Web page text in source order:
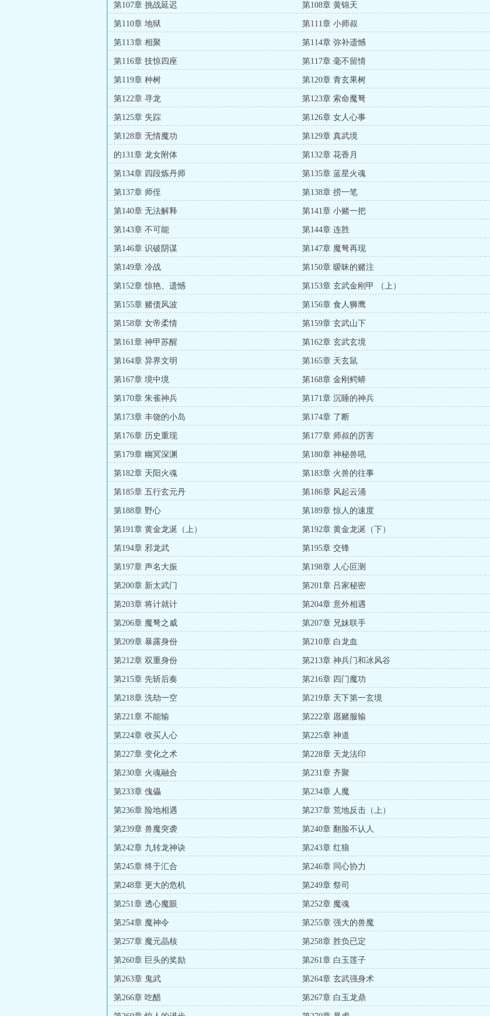
第107章 挑战延迟 第108章 黄锦天
第110章 地狱 第111章 小师叔
第113章 相聚 第114章 弥补遗憾
第116章 技惊四座 第117章 毫不留情
第119章 种树 第120章 青玄果树
第122章 寻龙 第123章 索命魔弩
第125章 失踪 第126章 女人心事
第128章 无情魔功 第129章 真武境
的131章 龙女附体 第132章 花香月
第134章 四段炼丹师 第135章 蓝星火魂
第137章 师侄 第138章 捞一笔
第140章 无法解释 第141章 小赌一把
第143章 不可能 第144章 连胜
第146章 识破阴谋 第147章 魔弩再现
第149章 冷战 第150章 暧昧的赌注
第152章 惊艳、遗憾 第153章 玄武金刚甲 （上）
第155章 赌债风波 第156章 食人狮鹰
第158章 女帝柔情 第159章 玄武山下
第161章 神甲苏醒 第162章 玄武玄境
第164章 异界文明 第165章 天玄鼠
第167章 境中境 第168章 金刚鳄蟒
第170章 朱雀神兵 第171章 沉睡的神兵
第173章 丰饶的小岛 第174章 了断
第176章 历史重现 第177章 师叔的厉害
第179章 幽冥深渊 第180章 神秘兽吼
第182章 天阳火魂 第183章 火兽的往事
第185章 五行玄元丹 第186章 风起云涌
第188章 野心 第189章 惊人的速度
第191章 黄金龙涎（上） 第192章 黄金龙涎（下）
第194章 邪龙武 第195章 交锋
第197章 声名大振 第198章 人心叵测
第200章 新太武门 第201章 吕家秘密
第203章 将计就计 第204章 意外相遇
第206章 魔弩之威 第207章 兄妹联手
第209章 暴露身份 第210章 白龙血
第212章 双重身份 第213章 神兵门和冰风谷
第215章 先斩后奏 第216章 四门魔功
第218章 洗劫一空 第219章 天下第一玄境
第221章 不能输 第222章 愿赌服输
第224章 收买人心 第225章 神道
第227章 变化之术 第228章 天龙法印
第230章 火魂融合 第231章 齐聚
第233章 傀儡 第234章 人魔
第236章 险地相遇 第237章 荒地反击（上）
第239章 兽魔突袭 第240章 翻脸不认人
第242章 九转龙神诀 第243章 红狼
第245章 终于汇合 第246章 同心协力
第248章 更大的危机 第249章 祭司
第251章 透心魔眼 第252章 魔魂
第254章 魔神令 第255章 强大的兽魔
第257章 魔元晶核 第258章 胜负已定
第260章 巨头的奖励 第261章 白玉莲子
第263章 鬼武 第264章 玄武强身术
第266章 吃醋 第267章 白玉龙鼎